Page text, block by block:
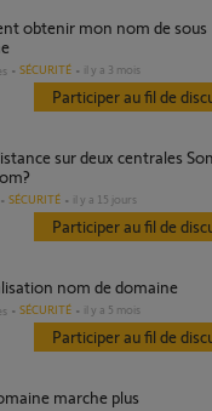
SÉCURITÉ il y a 3 mois
Participer au fil de
SÉCURITÉ il y a 15 jours
Participer au fil de
nom de domaine
SÉCURITÉ il y a 5 mois
Participer au fil de
marche plus